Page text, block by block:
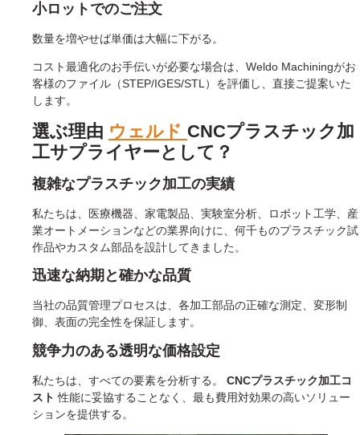
小ロットでのご注文
数量を増やせば単価は大幅に下がる。
コスト最適化のお手伝いが必要な場合は、Weldo Machiningがお
客様のファイル（STEP/IGES/STL）を評価し、直接ご提案いた
します。
選ぶ理由 ウェルド CNCプラスチック加
工サプライヤーとして？
複雑なプラスチック加工の実績
私たちは、医療機器、家電製品、実験室分析、ロボット工学、産
業オートメーションなどの業界向けに、何千ものプラスチック試
作品やカスタム部品を設計してきました。
迅速な納期と確かな品質
当社の品質管理プロセスは、各加工部品の正確な測定、変形制
御、表面の完全性を保証します。
競争力のある透明な価格設定
私たちは、すべての要素を分析する。 CNCプラスチック加工コ
スト 性能に妥協することなく、最も費用対効果の高いソリュー
ションを提供する。